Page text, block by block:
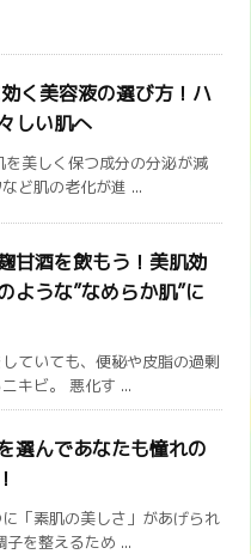
く美容液の選び方！ハ
しい肌へ
美しく保つ成分の分泌が減
ど肌の老化が進 ...
甘酒を飲もう！美肌効
ような”なめらか肌”に
ていても、便秘や皮脂の過剰
キビ。 悪化す ...
選んであなたも憧れの
「素肌の美しさ」があげられ
を整えるため ...